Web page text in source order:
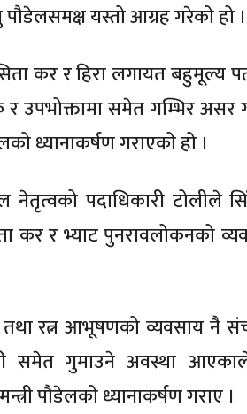
यस्तो आग्रह गरेको हो ।
कर र हिरा लगायत बहुमूल्य
र उपभोक्तामा समेत गम्भिर
ध्यानाकर्षण गराएको हो ।
पदाधिकारी टोलीले
कर र भ्याट पुनरावलोकनको
रत्न आभूषणको व्यवसाय नै
समेत गुमाउने अवस्था
पौडेलको ध्यानाकर्षण गराए ।